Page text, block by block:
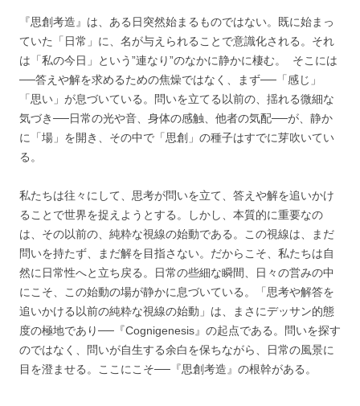
『思創考造』は、ある日突然始まるものではない。既に始まっ
ていた「日常」に、名が与えられることで意識化される。それ
は「私の今日」という”連なり”のなかに静かに棲む。 そこには
──答えや解を求めるための焦燥ではなく、まず──「感じ」
「思い」が息づいている。問いを立てる以前の、揺れる微細な
気づき──日常の光や音、身体の感触、他者の気配──が、静か
に「場」を開き、その中で「思創」の種子はすでに芽吹いてい
る。
私たちは往々にして、思考が問いを立て、答えや解を追いかけ
ることで世界を捉えようとする。しかし、本質的に重要なの
は、その以前の、純粋な視線の始動である。この視線は、まだ
問いを持たず、まだ解を目指さない。だからこそ、私たちは自
然に日常性へと立ち戻る。日常の些細な瞬間、日々の営みの中
にこそ、この始動の場が静かに息づいている。「思考や解答を
追いかける以前の純粋な視線の始動」は、まさにデッサン的態
度の極地であり──『Cognigenesis』の起点である。問いを探す
のではなく、問いが自生する余白を保ちながら、日常の風景に
目を澄ませる。ここにこそ──『思創考造』の根幹がある。